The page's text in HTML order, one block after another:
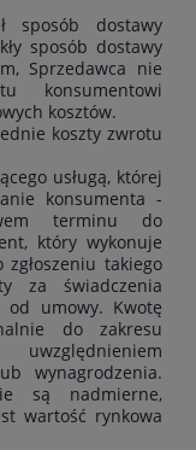
sposób dostawy
sposób dostawy
Sprzedawca nie
konsumentowi
kosztów.
koszty zwrotu
usługą, której
konsumenta -
terminu do
który wykonuje
takiego
za świadczenia
od umowy. Kwotę
do zakresu
wynagrodzenia.
są nadmierne,
wartość rynkowa